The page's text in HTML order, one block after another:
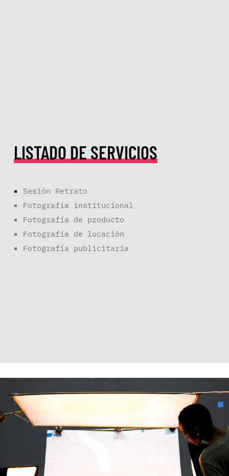
LISTADO DE SERVICIOS
Sesión Retrato
Fotografía institucional
Fotografía de producto
Fotografía de locación
Fotografía publicitaria